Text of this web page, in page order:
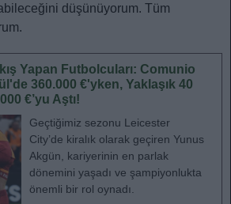
düşünüyorum. Tüm
Yapan Futbolcuları: Comunio
360.000 €'yken, Yaklaşık 40
€’yu Aştı!
Geçtiğimiz sezonu Leicester
City’de kiralık olarak geçiren Yunus
Akgün, kariyerinin en parlak
dönemini yaşadı ve şampiyonlukta
önemli bir rol oynadı.